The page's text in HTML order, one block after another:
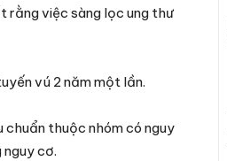
rằng việc sàng lọc ung thư
vú 2 năm một lần.
thuộc nhóm có nguy
cơ.